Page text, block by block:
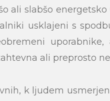
ali slabšo
usklajeni s
ali preprosto
k ljudem